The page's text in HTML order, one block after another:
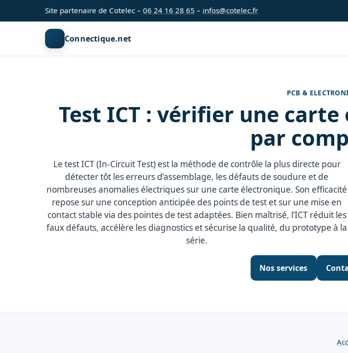
Site partenaire de Cotelec – 06 24 16 28 65 – infos@cotelec.fr
Connectique.net
PCB &
Test ICT : vérifier une
par
Le test ICT (In-Circuit Test) est la méthode de contrôle la plus directe pour
détecter tôt les erreurs d’assemblage, les défauts de soudure et de
nombreuses anomalies électriques sur une carte électronique. Son efficacité
repose sur une conception anticipée des points de test et sur une mise en
contact stable via des pointes de test adaptées. Bien maîtrisé, l’ICT réduit les
faux défauts, accélère les diagnostics et sécurise la qualité, du prototype à la
série.
Nos services